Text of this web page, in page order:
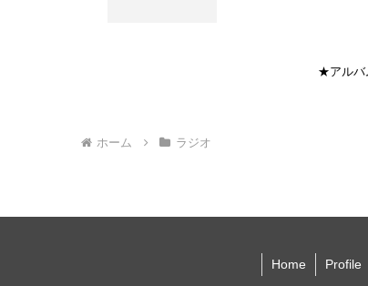
★アルバ
ホーム ラジオ
Home Profile